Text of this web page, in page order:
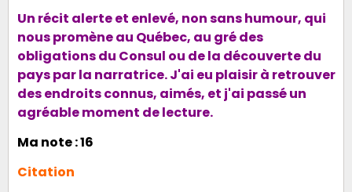
Un récit alerte et enlevé, non sans humour, qui
nous promène au Québec, au gré des
obligations du Consul ou de la découverte du
pays par la narratrice. J'ai eu plaisir à retrouver
des endroits connus, aimés, et j'ai passé un
agréable moment de lecture.
Ma note : 16
Citation